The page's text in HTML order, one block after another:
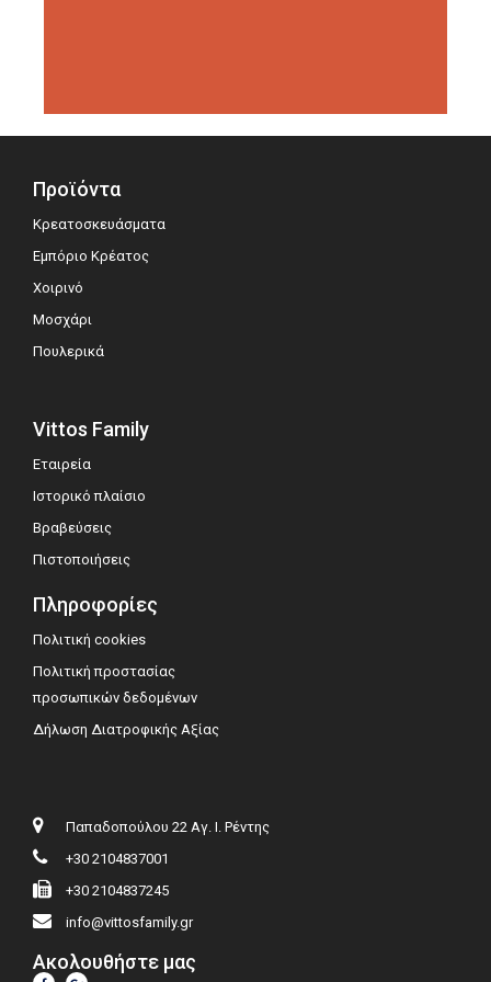
Προϊόντα
Κρεατοσκευάσματα
Εμπόριο Κρέατος
Χοιρινό
Μοσχάρι
Πουλερικά
Vittos Family
Εταιρεία
Ιστορικό πλαίσιο
Βραβεύσεις
Πιστοποιήσεις
Πληροφορίες
Πολιτική cookies
Πολιτική προστασίας
προσωπικών δεδομένων
Δήλωση Διατροφικής Αξίας
Παπαδοπούλου 22 Αγ. Ι. Ρέντης
+30 2104837001
+30 2104837245
info@vittosfamily.gr
Ακολουθήστε μας